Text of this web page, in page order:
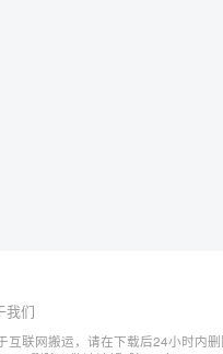
我们
互联网搬运，请在下载后24小时内